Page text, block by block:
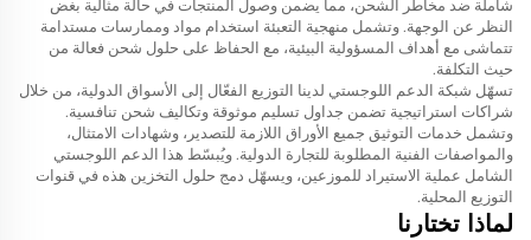
شاملة ضد مخاطر الشحن، مما يضمن وصول المنتجات في حالة مثالية بغض
النظر عن الوجهة. وتشمل منهجية التعبئة استخدام مواد وممارسات مستدامة
تتماشى مع أهداف المسؤولية البيئية، مع الحفاظ على حلول شحن فعالة من
حيث التكلفة.
تسهّل شبكة الدعم اللوجستي لدينا التوزيع الفعّال إلى الأسواق الدولية، من خلال
شراكات استراتيجية تضمن جداول تسليم موثوقة وتكاليف شحن تنافسية.
وتشمل خدمات التوثيق جميع الأوراق اللازمة للتصدير، وشهادات الامتثال،
والمواصفات الفنية المطلوبة للتجارة الدولية. ويُبسّط هذا الدعم اللوجستي
الشامل عملية الاستيراد للموزعين، ويسهّل دمج حلول التخزين هذه في قنوات
التوزيع المحلية.
لماذا تختارنا